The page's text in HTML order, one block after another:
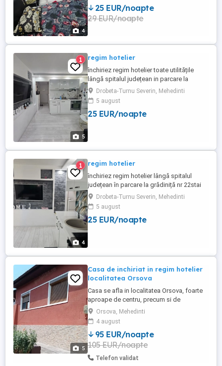
4
25 EUR/noapte
29 EUR/noapte
5
1 regim hotelier
închiriez regim hotelier toate utilitățile
lângă spitalul județean in parcare la
grădiniță nr 22stai mai mult prețul este de
130 lei
Drobeta-Turnu Severin, Mehedinti
5 august
25 EUR/noapte
4
1 regim hotelier
închiriez regim hotelier lângă spitalul
județean în parcare la grădiniță nr 22stai
mai mult prețul este de 130 de lei
Drobeta-Turnu Severin, Mehedinti
5 august
25 EUR/noapte
5
Casa de inchiriat in regim hotelier
localitatea Orsova
Casa se afla in localitatea Orsova, foarte
aproape de centru, precum si de
magazinele Lidl si Penny. Casa se
inchiriaza integral. Proprietatea dispune
de 4 camere, bucatarie utilata, baie, curte
si parcare privata. Dintre cele 4 camere, 3
sunt cu pat matrimonial, iar o camera cu
canapea extensibila ...
Orsova, Mehedinti
4 august
95 EUR/noapte
105 EUR/noapte
Telefon validat